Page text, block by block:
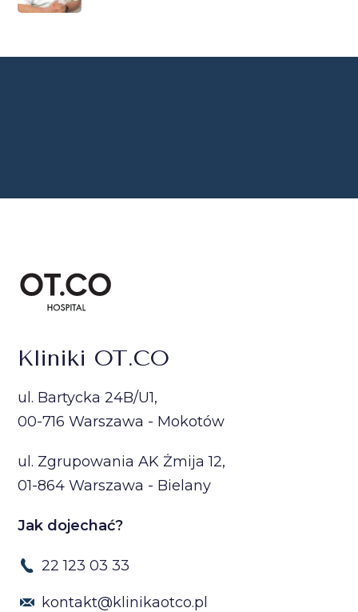
Kliniki OT.CO
ul. Bartycka 24B/U1,
00-716 Warszawa - Mokotów
ul. Zgrupowania AK Żmija 12,
01-864 Warszawa - Bielany
Jak dojechać?
22 123 03 33
kontakt@klinikaotco.pl